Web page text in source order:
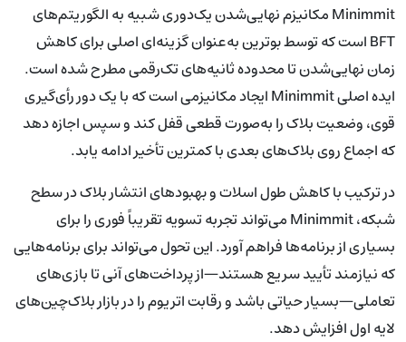
Minimmit مکانیزم نهایی‌شدن یک‌دوری شبیه به الگوریتم‌های
BFT است که توسط بوترین به‌عنوان گزینه‌ای اصلی برای کاهش
زمان نهایی‌شدن تا محدوده ثانیه‌های تک‌رقمی مطرح شده است.
ایده اصلی Minimmit ایجاد مکانیزمی است که با یک دور رأی‌گیری
قوی، وضعیت بلاک را به‌صورت قطعی قفل کند و سپس اجازه دهد
که اجماع روی بلاک‌های بعدی با کمترین تأخیر ادامه یابد.
در ترکیب با کاهش طول اسلات و بهبودهای انتشار بلاک در سطح
شبکه، Minimmit می‌تواند تجربه تسویه تقریباً فوری را برای
بسیاری از برنامه‌ها فراهم آورد. این تحول می‌تواند برای برنامه‌هایی
که نیازمند تأیید سریع هستند—از پرداخت‌های آنی تا بازی‌های
تعاملی—بسیار حیاتی باشد و رقابت اتریوم را در بازار بلاک‌چین‌های
لایه اول افزایش دهد.